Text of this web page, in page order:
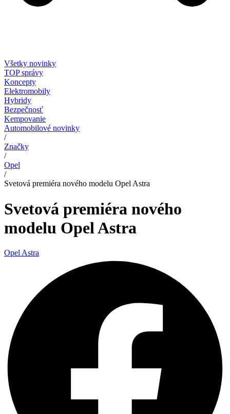
Všetky novinky
TOP správy
Koncepty
Elektromobily
Hybridy
Bezpečnosť
Kempovanie
Automobilové novinky
/
Značky
/
Opel
/
Svetová premiéra nového modelu Opel Astra
Svetová premiéra nového
modelu Opel Astra
Opel Astra